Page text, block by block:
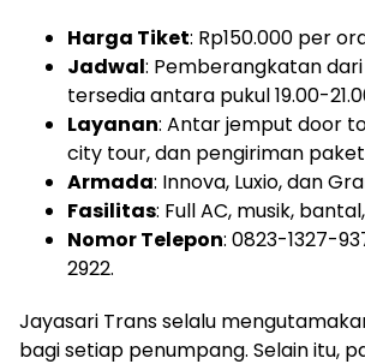
Harga Tiket: Rp150.000 per
Jadwal: Pemberangkatan
tersedia antara pukul 19.00-
Layanan: Antar jemput door
city tour, dan pengiriman
Armada: Innova, Luxio, dan
Fasilitas: Full AC, musik,
Nomor Telepon: 0823-1327-
2922.
Jayasari Trans selalu
bagi setiap penumpang. Selain itu,